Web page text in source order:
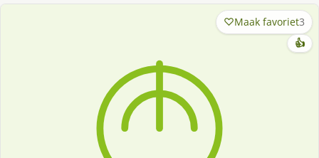
Maak favoriet3
👍